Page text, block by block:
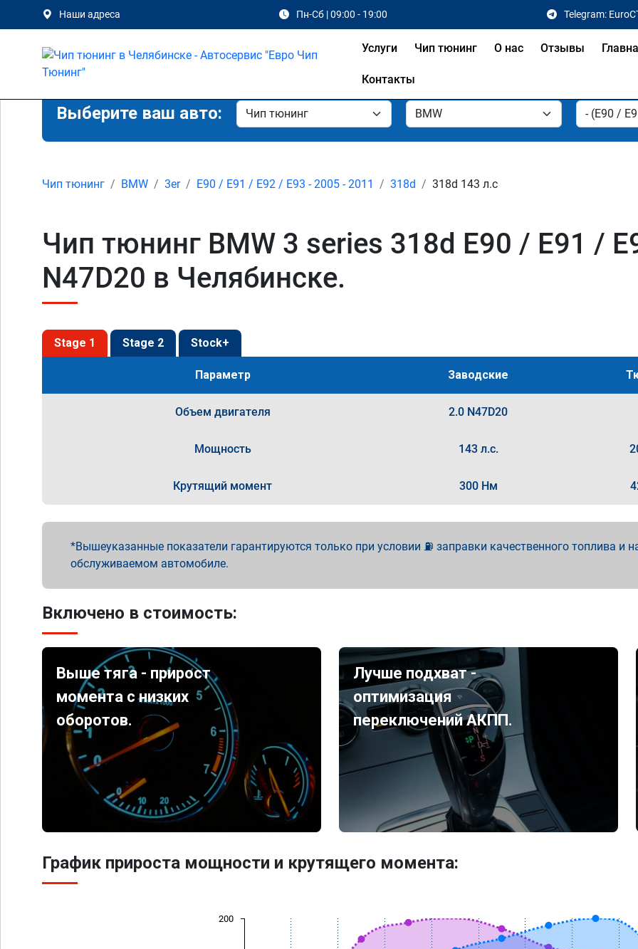
Наши адреса Пн-Сб | 09:00 - 19:00 Telegram:
Услуги Чип тюнинг О нас Отзывы
Контакты
Выберите ваш авто:
Чип тюнинг BMW 3er E90 / E91 / E92 / E93 - 2005 - 2011 318d 318d 143 л.с
Чип тюнинг BMW 3 series 318d E90 / E91 /
N47D20 в Челябинске.
Stage 1 Stage 2 Stock+
Параметр Заводские
Объем двигателя 2.0 N47D20
Мощность 143 л.с.
Крутящий момент 300 Нм
Вышеуказанные показатели гарантируются только при условии ⛽ заправки качественного топлива и
обслуживаемом автомобиле.
Включено в стоимость:
Выше тяга - прирост
момента с низких
оборотов.
Лучше подхват -
оптимизация
переключений АКПП.
График прироста мощности и крутящего момента:
200